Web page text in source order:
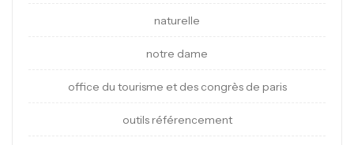
naturelle
notre dame
office du tourisme et des congrès de paris
outils référencement